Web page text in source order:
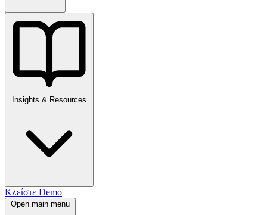
Insights & Resources
Κλείστε Demo
Open main menu